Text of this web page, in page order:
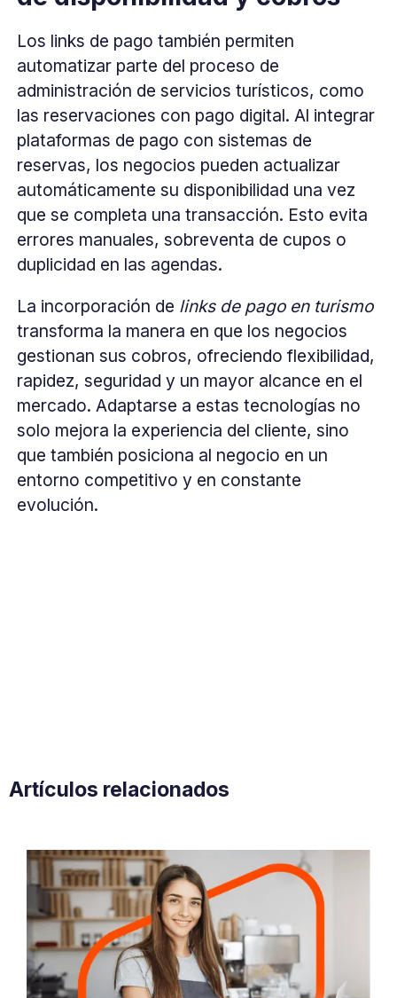
Los links de pago también permiten
automatizar parte del proceso de
administración de servicios turísticos, como
las reservaciones con pago digital. Al integrar
plataformas de pago con sistemas de
reservas, los negocios pueden actualizar
automáticamente su disponibilidad una vez
que se completa una transacción. Esto evita
errores manuales, sobreventa de cupos o
duplicidad en las agendas.
La incorporación de links de pago en turismo
transforma la manera en que los negocios
gestionan sus cobros, ofreciendo flexibilidad,
rapidez, seguridad y un mayor alcance en el
mercado. Adaptarse a estas tecnologías no
solo mejora la experiencia del cliente, sino
que también posiciona al negocio en un
entorno competitivo y en constante
evolución.
Artículos relacionados